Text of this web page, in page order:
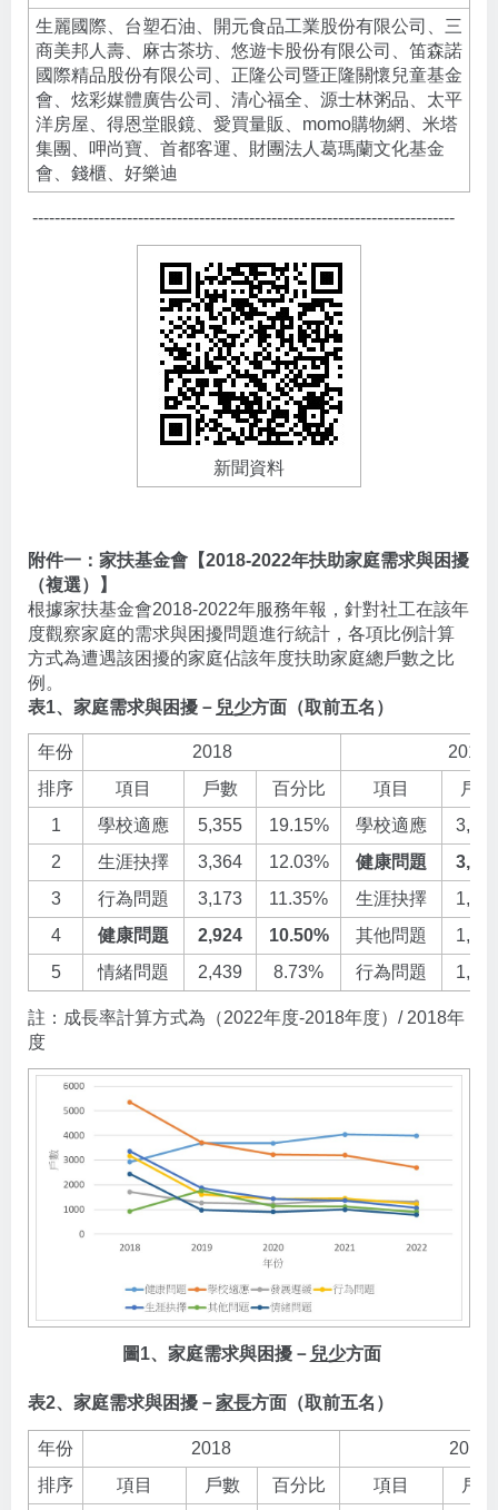
生麗國際、台塑石油、開元食品工業股份有限公司、三
商美邦人壽、麻古茶坊、悠遊卡股份有限公司、笛森諾
國際精品股份有限公司、正隆公司暨正隆關懷兒童基金
會、炫彩媒體廣告公司、清心福全、源士林粥品、太平
洋房屋、得恩堂眼鏡、愛買量販、momo購物網、米塔
集團、呷尚寶、首都客運、財團法人葛瑪蘭文化基金
會、錢櫃、好樂迪
----------------------------------------------------------------------------
新聞資料
附件一：家扶基金會【2018-2022年扶助家庭需求與困擾
（複選）】
根據家扶基金會2018-2022年服務年報，針對社工在該年
度觀察家庭的需求與困擾問題進行統計，各項比例計算
方式為遭遇該困擾的家庭佔該年度扶助家庭總戶數之比
例。
表1、家庭需求與困擾－ 兒少方面（取前五名）
年份 2018
2019
排序
項目 戶數 百分比 項目
戶數
1
學校適應 5,355 19.15% 學校適應
2
生涯抉擇 3,364 12.03% 健康問題
3
行為問題 3,173 11.35% 生涯抉擇
4
健康問題 2,924 10.50% 其他問題
5
情緒問題 2,439 8.73% 行為問題
註：成長率計算方式為（2022年度-2018年度）/ 2018年
度
圖1、家庭需求與困擾－ 兒少方面
表2、家庭需求與困擾－家長方面（取前五名）
年份 2018
2019
排序
項目 戶數 百分比 項目
戶數